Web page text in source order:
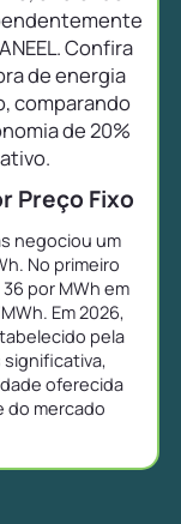
Confira
de energia
comparando
de 20%
Preço Fixo
negociou um
No primeiro
por MWh em
Em 2026,
pela
significativa,
oferecida
do mercado